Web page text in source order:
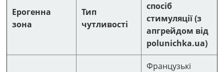
Ерогенна
зона
Тип
чутливості
спосіб
стимуляції (з
апгрейдом від
polunichka.ua)
Французькі